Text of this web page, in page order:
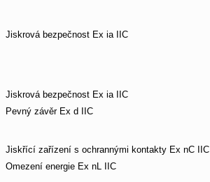
Jiskrová bezpečnost Ex ia IIC
Jiskrová bezpečnost Ex ia IIC
Pevný závěr Ex d IIC
Jiskřící zařízení s ochrannými kontakty Ex nC IIC
Omezení energie Ex nL IIC